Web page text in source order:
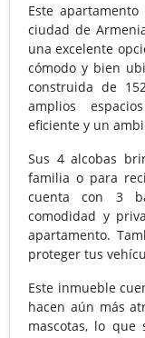
Este
ciudad de
una excelente
cómodo y bien
construida de
amplios
eficiente y un
Sus 4 alcobas
familia o para
cuenta con 3
comodidad y
apartamento.
proteger tus
Este inmueble
hacen aún más
mascotas, lo que